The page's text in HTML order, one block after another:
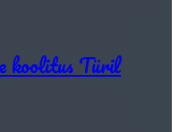
koolitus Türil